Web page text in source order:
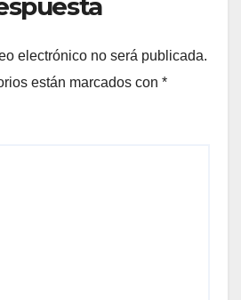
electrónico no será publicada.
están marcados con *